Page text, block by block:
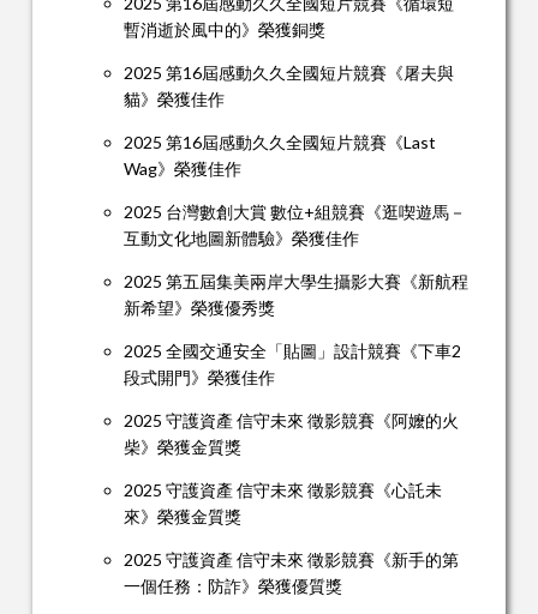
暫消逝於風中的》榮獲銅獎
2025 第16屆感動久久全國短片競賽《屠夫與
貓》榮獲佳作
2025 第16屆感動久久全國短片競賽《Last
Wag》榮獲佳作
2025 台灣數創大賞 數位+組競賽《逛喫遊馬－
互動文化地圖新體驗》榮獲佳作
2025 第五屆集美兩岸大學生攝影大賽《新航程
新希望》榮獲優秀獎
2025 全國交通安全「貼圖」設計競賽《下車2
段式開門》榮獲佳作
2025 守護資產 信守未來 徵影競賽《阿嬤的火
柴》榮獲金質獎
2025 守護資產 信守未來 徵影競賽《心託未
來》榮獲金質獎
2025 守護資產 信守未來 徵影競賽《新手的第
一個任務：防詐》榮獲優質獎